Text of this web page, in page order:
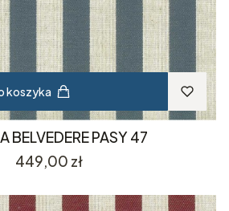
koszyka
BELVEDERE PASY 47
Cena
449,00 zł